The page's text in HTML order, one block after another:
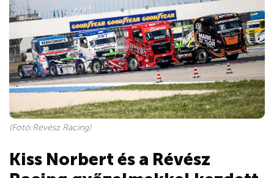
(Fotó:Révész Racing)
Kiss Norbert és a Révész